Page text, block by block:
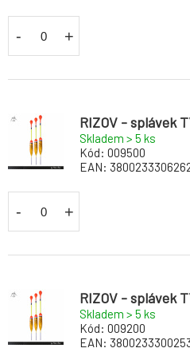
- +
RIZOV - splávek
Skladem > 5 ks
Kód: 009500
EAN:
- +
RIZOV - splávek
Skladem > 5 ks
Kód: 009200
EAN: